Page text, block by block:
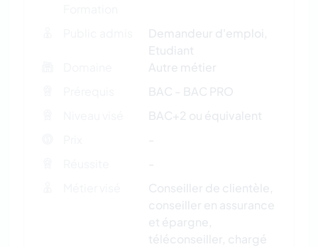
Demandeur d'emploi,
Etudiant
Autre métier
BAC - BAC PRO
BAC+2 ou équivalent
-
-
Conseiller de clientèle,
conseiller en assurance
et épargne,
téléconseiller, chargé